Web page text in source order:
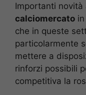
Importanti novità
calciomercato
che in queste
particolarmente
mettere a
rinforzi possibili
competitiva la